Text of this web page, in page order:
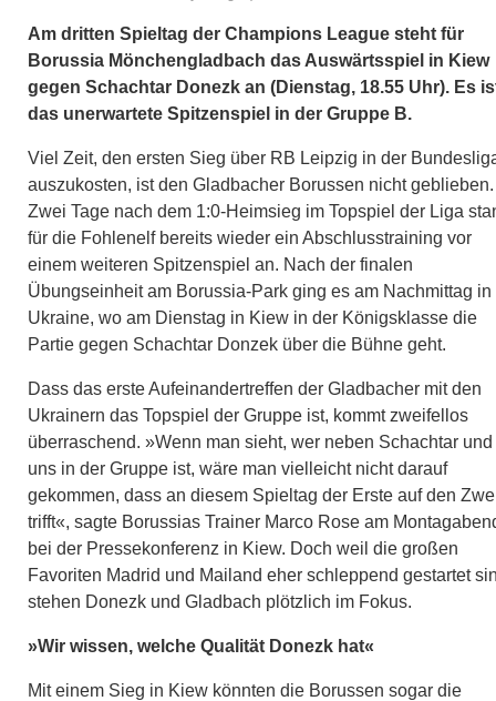
Am dritten Spieltag der Champions League steht für
Borussia Mönchengladbach das Auswärtsspiel in Kiew
gegen Schachtar Donezk an (Dienstag, 18.55 Uhr). Es
das unerwartete Spitzenspiel in der Gruppe B.
Viel Zeit, den ersten Sieg über RB Leipzig in der
auszukosten, ist den Gladbacher Borussen nicht geblieben.
Zwei Tage nach dem 1:0-Heimsieg im Topspiel der Liga
für die Fohlenelf bereits wieder ein Abschlusstraining vor
einem weiteren Spitzenspiel an. Nach der finalen
Übungseinheit am Borussia-Park ging es am Nachmittag in
Ukraine, wo am Dienstag in Kiew in der Königsklasse die
Partie gegen Schachtar Donzek über die Bühne geht.
Dass das erste Aufeinandertreffen der Gladbacher mit den
Ukrainern das Topspiel der Gruppe ist, kommt zweifellos
überraschend. »Wenn man sieht, wer neben Schachtar und
uns in der Gruppe ist, wäre man vielleicht nicht darauf
gekommen, dass an diesem Spieltag der Erste auf den
trifft«, sagte Borussias Trainer Marco Rose am
bei der Pressekonferenz in Kiew. Doch weil die großen
Favoriten Madrid und Mailand eher schleppend gestartet
stehen Donezk und Gladbach plötzlich im Fokus.
»Wir wissen, welche Qualität Donezk hat«
Mit einem Sieg in Kiew könnten die Borussen sogar die